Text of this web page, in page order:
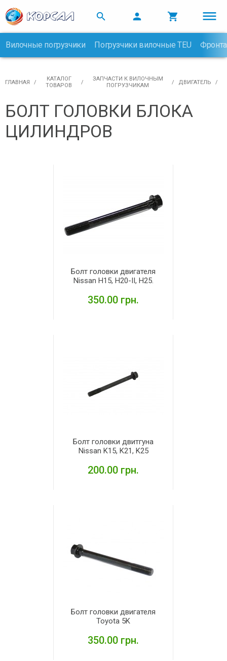
  
Вилочные погрузчики Погрузчики вилочные TEU
ГЛАВНАЯ
КАТАЛОГ
ТОВАРОВ
ЗАПЧАСТИ К ВИЛОЧНЫМ
ПОГРУЗЧИКАМ
ДВИГАТЕЛЬ
БОЛТ ГОЛОВКИ БЛОКА
ЦИЛИНДРОВ
Болт головки двигателя
Nissan H15, H20-II, H25.
350.00 грн.
Болт головки двитгуна
Nissan K15, K21, K25
200.00 грн.
Болт головки двигателя
Toyota 5K
350.00 грн.